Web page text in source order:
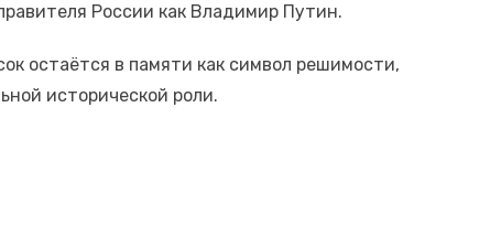
России как Владимир Путин.
остаётся в памяти как символ решимости,
исторической роли.